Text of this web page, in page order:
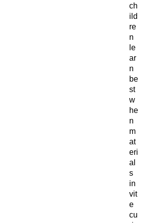
ch
ild
re
n
le
ar
n
be
st
w
he
n
m
at
eri
al
s
in
vit
e
cu